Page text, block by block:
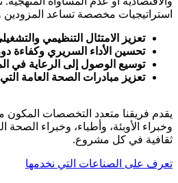
استراتيجيات مخصصة تساعد المزودين
تعزيز الامتثال التنظيمي
تحسين الأداء السريري وكفاءة
توسيع الوصول إلى الرعاية في
تعزيز مبادرات الصحة العامة
يقدم فريقنا متعدد التخصصات المكون
وخبراء الأوبئة، وأطباء، وخبراء
ثقافية في كل مشروع.
تعرف على الصناعات التي نخدمها